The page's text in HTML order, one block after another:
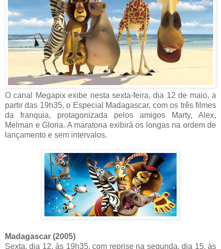
O canal Megapix exibe nesta sexta-feira, dia 12 de maio, a
partir das 19h35, o Especial Madagascar, com os três filmes
da franquia, protagonizada pelos amigos Marty, Alex,
Melman e Gloria. A maratona exibirá os longas na ordem de
lançamento e sem intervalos.
Madagascar (2005)
Sexta, dia 12, às 19h35, com reprise na segunda, dia 15, às